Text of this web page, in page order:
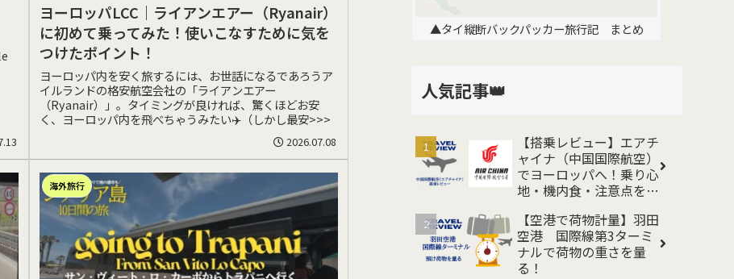
ヨーロッパLCC｜ライアンエアー（Ryanair）
に初めて乗ってみた！使いこなすために気を
つけたポイント！
ヨーロッパ内を安く旅するには、お世話になるであろうア
イルランドの格安航空会社の「ライアンエアー
（Ryanair）」。タイミングが良ければ、驚くほどお安
く、ヨーロッパ内を飛べちゃうみたい✈️（しかし最安>>>
2026.07.08
海外旅行
▲タイ縦断バックパッカー旅行記 まとめ
人気記事👑
【搭乗レビュー】エアチ
ャイナ（中国国際航空）
でヨーロッパへ！乗り心
地・機内食・注意点をレ
【空港で荷物計量】羽田
空港 国際線第3ターミ
ナルで荷物の重さを量
る！